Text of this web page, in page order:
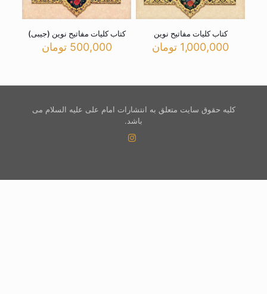
کتاب کلیات مفاتیح نوین
1,000,000 تومان
کتاب کلیات مفاتیح نوین (جیبی)
500,000 تومان
کلیه حقوق سایت متعلق به انتشارات امام علی علیه السلام می
باشد.